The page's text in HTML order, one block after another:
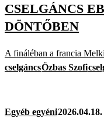
CSELGÁNCS
DÖNTŐBEN
A fináléban a francia
cselgáncsÖzbas Szofi
Egyéb egyéni